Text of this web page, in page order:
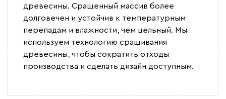
Букле
Вайт
древесины. Сращенный массив более
долговечен и устойчив к температурным
перепадам и влажности, чем цельный. Мы
используем технологию сращивания
древесины, чтобы сократить отходы
производства и сделать дизайн доступным.